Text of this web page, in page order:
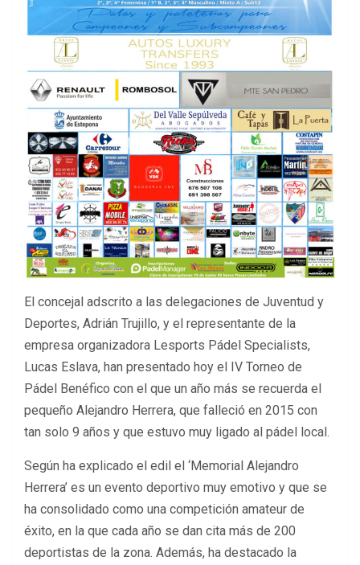
El concejal adscrito a las delegaciones de Juventud y
Deportes, Adrián Trujillo, y el representante de la
empresa organizadora Lesports Pádel Specialists,
Lucas Eslava, han presentado hoy el IV Torneo de
Pádel Benéfico con el que un año más se recuerda el
pequeño Alejandro Herrera, que falleció en 2015 con
tan solo 9 años y que estuvo muy ligado al pádel local.
Según ha explicado el edil el ‘Memorial Alejandro
Herrera’ es un evento deportivo muy emotivo y que se
ha consolidado como una competición amateur de
éxito, en la que cada año se dan cita más de 200
deportistas de la zona. Además, ha destacado la